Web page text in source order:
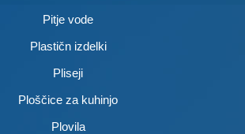
Pitje vode
Plastičn izdelki
Pliseji
Ploščice za kuhinjo
Plovila